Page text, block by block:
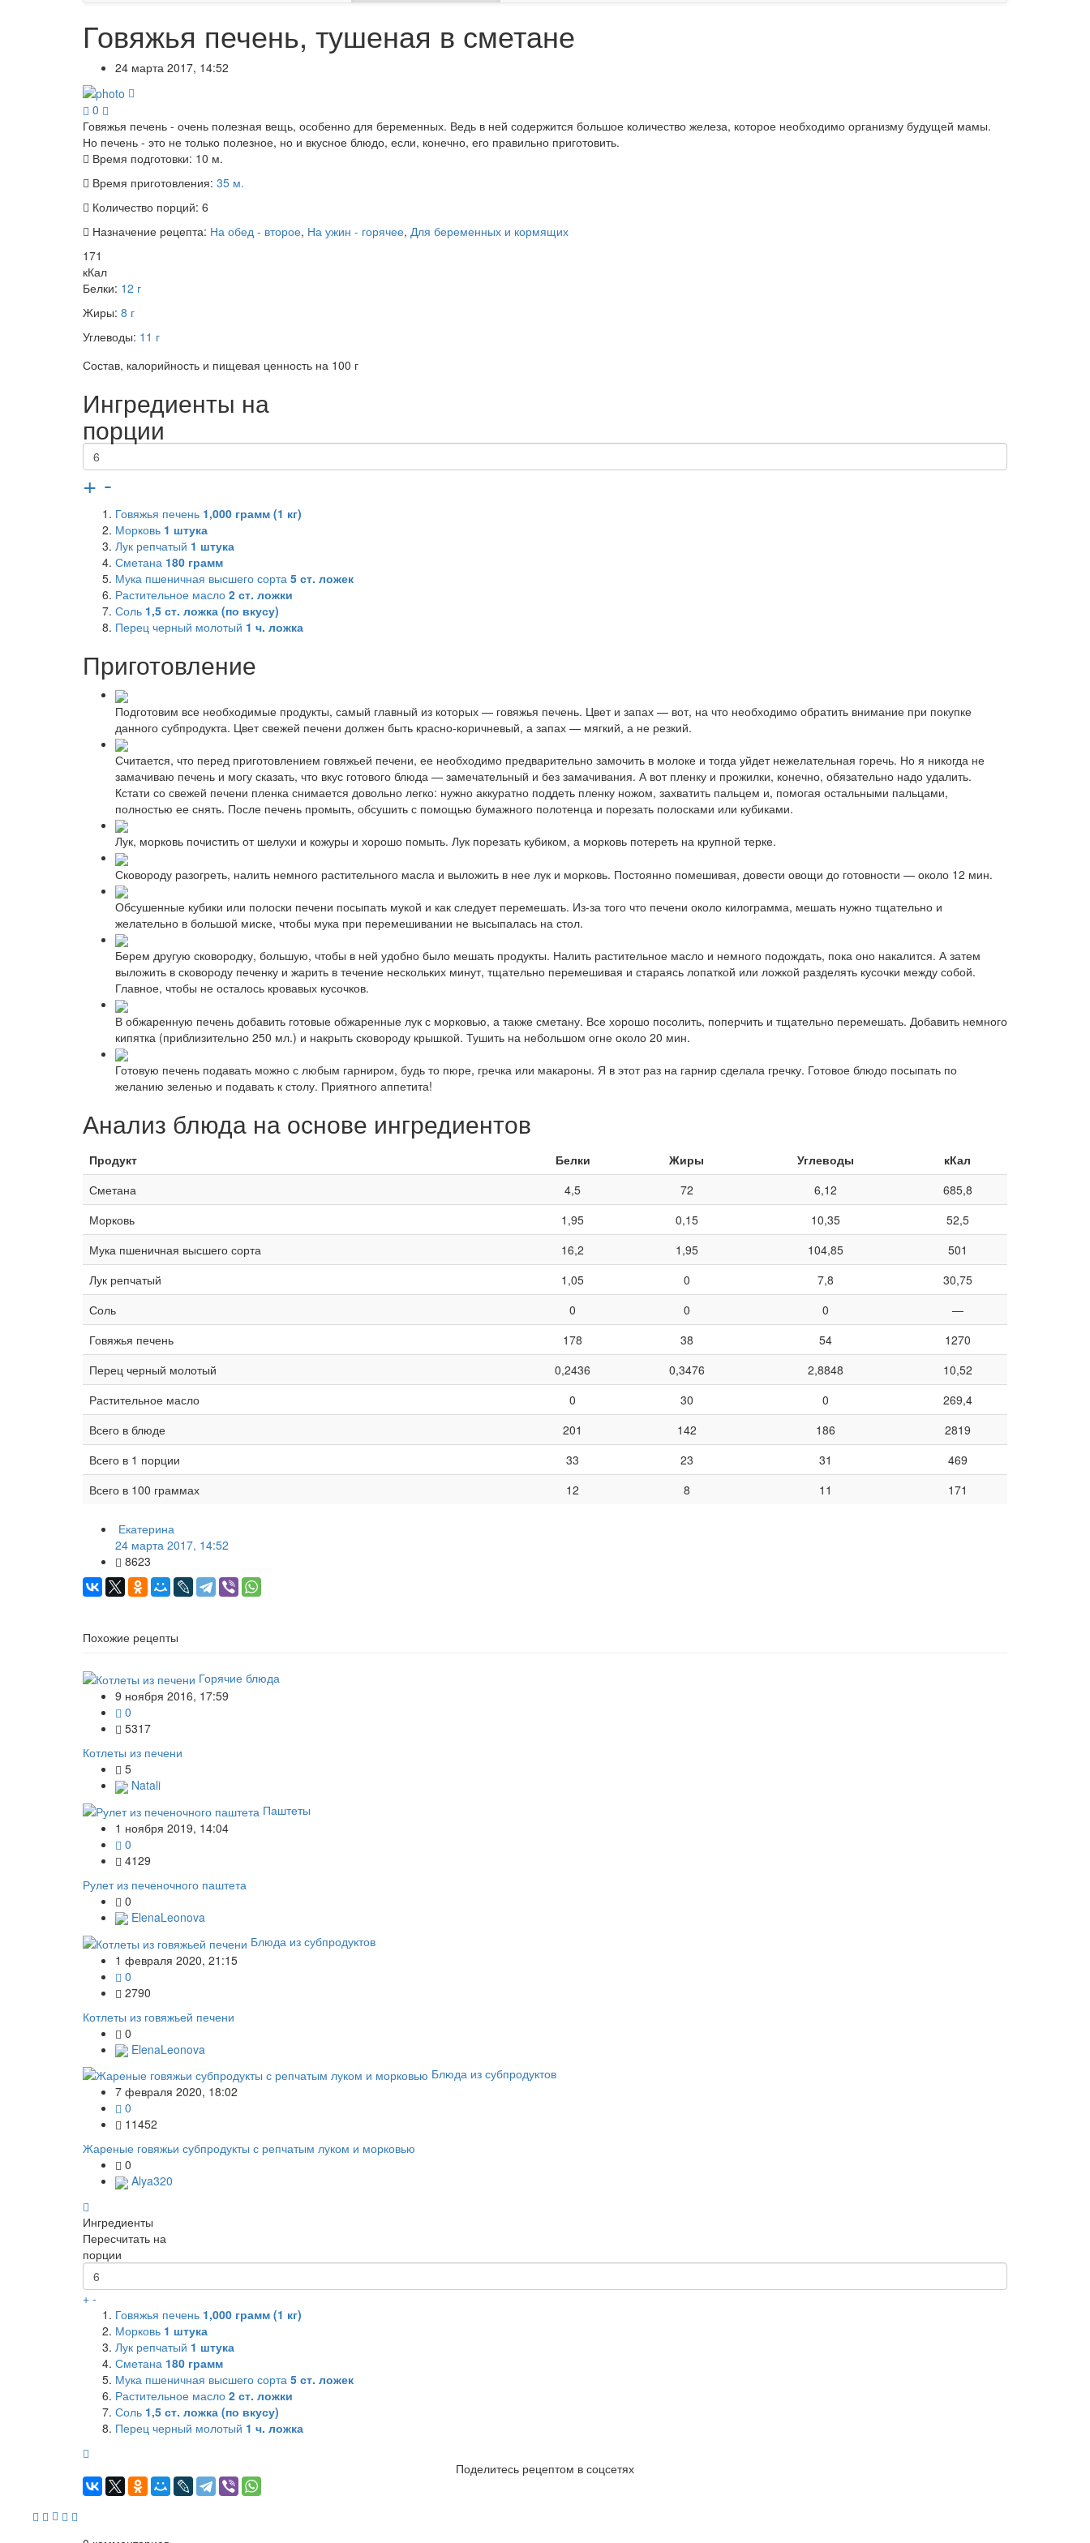
Говяжья печень, тушеная в сметане
24 марта 2017, 14:52
0
Говяжья печень - очень полезная вещь, особенно для беременных. Ведь в ней содержится большое количество железа, которое необходимо организму будущей мамы.
Но печень - это не только полезное, но и вкусное блюдо, если, конечно, его правильно приготовить.
Время подготовки: 10 м.
Время приготовления: 35 м.
Количество порций: 6
Назначение рецепта: На обед - второе, На ужин - горячее, Для беременных и кормящих
171
кКал
Белки: 12 г
Жиры: 8 г
Углеводы: 11 г
Состав, калорийность и пищевая ценность на 100 г
Ингредиенты на
порции
+ -
Говяжья печень 1,000 грамм (1 кг)
Морковь 1 штука
Лук репчатый 1 штука
Сметана 180 грамм
Мука пшеничная высшего сорта 5 ст. ложек
Растительное масло 2 ст. ложки
Соль 1,5 ст. ложка (по вкусу)
Перец черный молотый 1 ч. ложка
Приготовление
Подготовим все необходимые продукты, самый главный из которых — говяжья печень. Цвет и запах — вот, на что необходимо обратить внимание при покупке
данного субпродукта. Цвет свежей печени должен быть красно-коричневый, а запах — мягкий, а не резкий.
Считается, что перед приготовлением говяжьей печени, ее необходимо предварительно замочить в молоке и тогда уйдет нежелательная горечь. Но я никогда не
замачиваю печень и могу сказать, что вкус готового блюда — замечательный и без замачивания. А вот пленку и прожилки, конечно, обязательно надо удалить.
Кстати со свежей печени пленка снимается довольно легко: нужно аккуратно поддеть пленку ножом, захватить пальцем и, помогая остальными пальцами,
полностью ее снять. После печень промыть, обсушить с помощью бумажного полотенца и порезать полосками или кубиками.
Лук, морковь почистить от шелухи и кожуры и хорошо помыть. Лук порезать кубиком, а морковь потереть на крупной терке.
Сковороду разогреть, налить немного растительного масла и выложить в нее лук и морковь. Постоянно помешивая, довести овощи до готовности — около 12 мин.
Обсушенные кубики или полоски печени посыпать мукой и как следует перемешать. Из-за того что печени около килограмма, мешать нужно тщательно и
желательно в большой миске, чтобы мука при перемешивании не высыпалась на стол.
Берем другую сковородку, большую, чтобы в ней удобно было мешать продукты. Налить растительное масло и немного подождать, пока оно накалится. А затем
выложить в сковороду печенку и жарить в течение нескольких минут, тщательно перемешивая и стараясь лопаткой или ложкой разделять кусочки между собой.
Главное, чтобы не осталось кровавых кусочков.
В обжаренную печень добавить готовые обжаренные лук с морковью, а также сметану. Все хорошо посолить, поперчить и тщательно перемешать. Добавить немного
кипятка (приблизительно 250 мл.) и накрыть сковороду крышкой. Тушить на небольшом огне около 20 мин.
Готовую печень подавать можно с любым гарниром, будь то пюре, гречка или макароны. Я в этот раз на гарнир сделала гречку. Готовое блюдо посыпать по
желанию зеленью и подавать к столу. Приятного аппетита!
Анализ блюда на основе ингредиентов
Продукт Белки Жиры Углеводы
кКал
Сметана
4,5 72 6,12
685,8
Морковь
1,95 0,15 10,35
52,5
Мука пшеничная высшего сорта
16,2 1,95 104,85
501
Лук репчатый
1,05 0 7,8
30,75
Соль
0 0 0
—
Говяжья печень
178 38 54
1270
Перец черный молотый
0,2436 0,3476 2,8848
10,52
Растительное масло
0 30 0
269,4
Всего в блюде
201 142 186
2819
Всего в 1 порции
33 23 31
469
Всего в 100 граммах
12 8 11 171
Екатерина
24 марта 2017, 14:52
8623
Похожие рецепты
Горячие блюда
9 ноября 2016, 17:59
0
5317
Котлеты из печени
5
Natali
Паштеты
1 ноября 2019, 14:04
0
4129
Рулет из печеночного паштета
0
ElenaLeonova
Блюда из субпродуктов
1 февраля 2020, 21:15
0
2790
Котлеты из говяжьей печени
0
ElenaLeonova
Блюда из субпродуктов
7 февраля 2020, 18:02
0
11452
Жареные говяжьи субпродукты с репчатым луком и морковью
0
Alya320
Ингредиенты
Пересчитать на
порции
+ -
Говяжья печень 1,000 грамм (1 кг)
Морковь 1 штука
Лук репчатый 1 штука
Сметана 180 грамм
Мука пшеничная высшего сорта 5 ст. ложек
Растительное масло 2 ст. ложки
Соль 1,5 ст. ложка (по вкусу)
Перец черный молотый 1 ч. ложка
Поделитесь рецептом в соцсетях